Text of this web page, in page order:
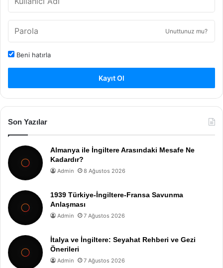
Unuttunuz mu?
Beni hatırla
Kayıt Ol
Son Yazılar
Almanya ile İngiltere Arasındaki Mesafe Ne
Kadardır?
Admin 8 Ağustos 2026
1939 Türkiye-İngiltere-Fransa Savunma
Anlaşması
Admin 7 Ağustos 2026
İtalya ve İngiltere: Seyahat Rehberi ve Gezi
Önerileri
Admin 7 Ağustos 2026